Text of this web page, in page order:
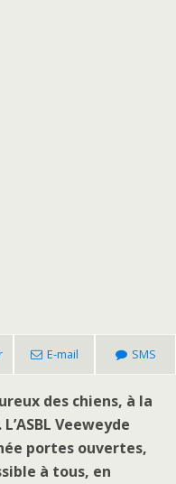
E-mail SMS
des chiens, à la
Veeweyde
portes ouvertes,
à tous, en